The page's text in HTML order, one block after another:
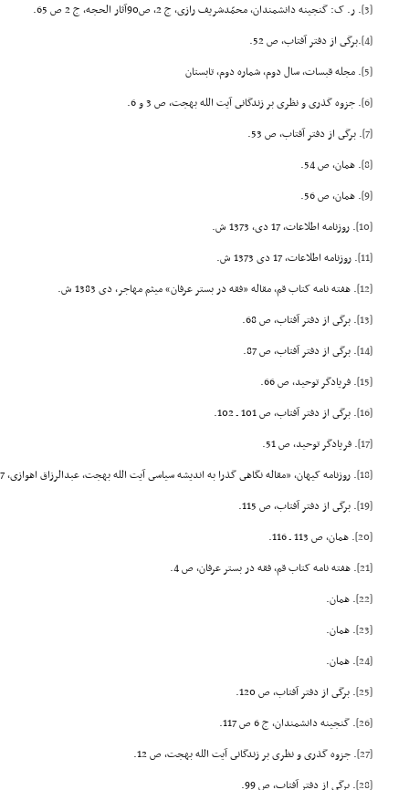
[3] . ر. ک: گنجینه دانشمندان، محمّدشریف رازى، ج 2، ص90آثار الحجه، ج 2 ص 65.
[4] .برگى از دفتر آفتاب، ص 52.
[5] . مجله قبسات، سال دوم، شماره دوم، تابستان
[6] . جزوه گذرى و نظرى بر زندگانى آیت الله بهجت، ص 3 و 6.
[7] . برگى از دفتر آفتاب، ص 53.
[8] . همان، ص 54.
[9] . همان، ص 56.
[10]
. روزنامه اطلاعات، 17 دى، 1373 ش.
[11]
. روزنامه اطلاعات، 17 دى 1373 ش.
[12]
. هفته نامه کتاب قم، مقاله «فقه در بستر عرفان» میثم مهاجر، دى 1383 ش.
[13]
. برگى از دفتر آفتاب، ص 68.
[14]
. برگى از دفتر آفتاب، ص 87.
[15]
. فریادگر توحید، ص 66.
[16]
. برگى از دفتر آفتاب، ص 101 ـ 102.
[17]
. فریادگر توحید، ص 51.
[18]
. روزنامه کیهان، «مقاله نگاهى گذرا به اندیشه سیاسى آیت الله بهجت، عبدالرزاق اهوازى، 17 اسفند 1382.
[19]
. برگى از دفتر آفتاب، ص 115.
[20]
. همان، ص 113 ـ 116.
[21]
. هفته نامه کتاب قم، فقه در بستر عرفان، ص 4.
[22]
. همان.
[23]
. همان.
[24]
. همان.
[25]
. برگى از دفتر آفتاب، ص 120.
[26]
. گنجینه دانشمندان، ج 6 ص 117.
[27]
. جزوه گذرى و نظرى بر زندگانى آیت الله بهجت، ص 12.
[28]
. برگى از دفتر آفتاب، ص 99.